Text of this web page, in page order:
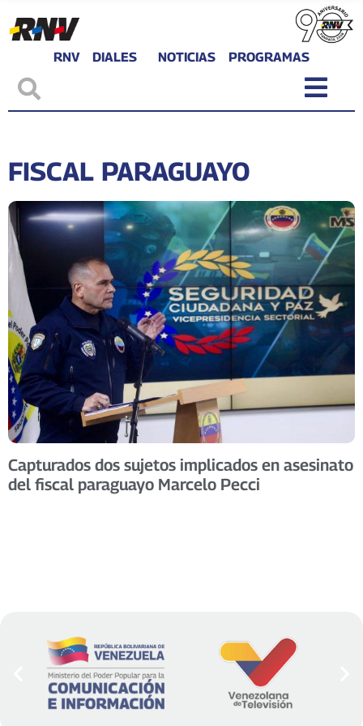
RNV DIALES NOTICIAS PROGRAMAS
FISCAL PARAGUAYO
Capturados dos sujetos implicados en asesinato
del fiscal paraguayo Marcelo Pecci